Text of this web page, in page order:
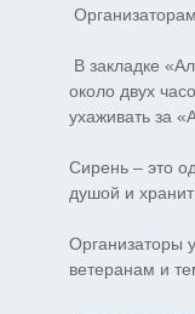
В закладке
около двух
ухаживать за
Сирень – это
душой и хранит
Организаторы
ветеранам и